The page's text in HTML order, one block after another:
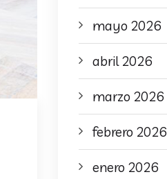
mayo 2026
abril 2026
marzo 2026
febrero 2026
enero 2026